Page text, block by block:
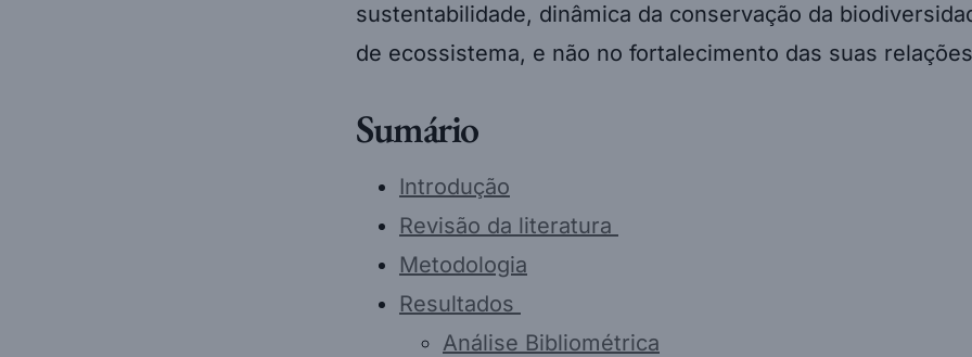
sustentabilidade, dinâmica da conservação da
de ecossistema, e não no fortalecimento das suas
Sumário
Introdução
Revisão da literatura
Metodologia
Resultados
Análise Bibliométrica